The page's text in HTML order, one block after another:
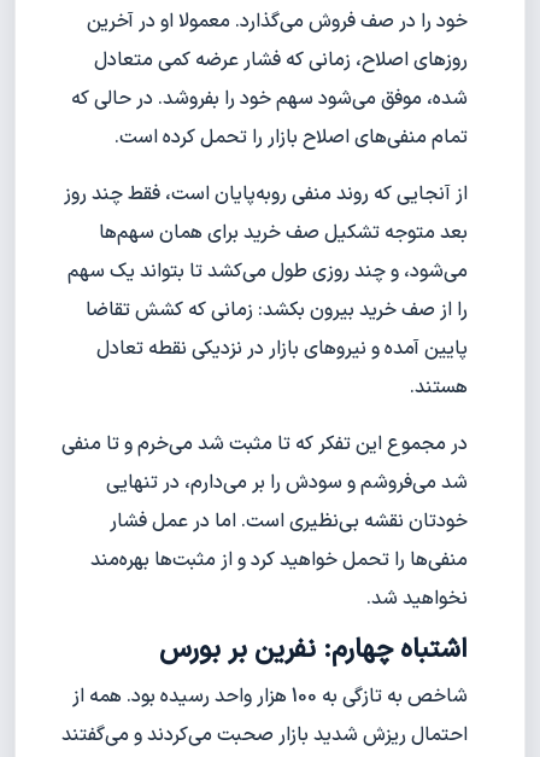
خود را در صف فروش می‌گذارد. معمولا او در آخرین
روزهای اصلاح، زمانی که فشار عرضه کمی متعادل
شده، موفق می‌شود سهم خود را بفروشد. در حالی که
تمام منفی‌های اصلاح بازار را تحمل کرده است.
از آنجایی که روند منفی روبه‌پایان است، فقط چند روز
بعد متوجه تشکیل صف خرید برای همان سهم‌ها
می‌شود، و چند روزی طول می‌کشد تا بتواند یک سهم
را از صف خرید بیرون بکشد: زمانی که کشش تقاضا
پایین آمده و نیروهای بازار در نزدیکی نقطه تعادل
هستند.
در مجموع این تفکر که تا مثبت شد می‌خرم و تا منفی
شد می‌فروشم و سودش را بر می‌دارم، در تنهایی
خودتان نقشه بی‌نظیری است. اما در عمل فشار
منفی‌ها را تحمل خواهید کرد و از مثبت‌ها بهره‌مند
نخواهید شد.
اشتباه چهارم: نفرین بر بورس
شاخص به تازگی به 100 هزار واحد رسیده بود. همه از
احتمال ریزش شدید بازار صحبت می‌کردند و می‌گفتند